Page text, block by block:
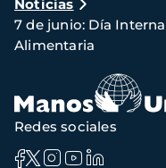
de
navegación
Noticias
7 de junio: Día
Alimentaria
Redes sociales